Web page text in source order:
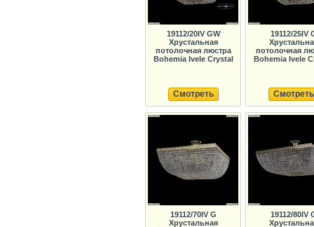
19112/20IV GW
Хрустальная
потолочная люстра
Bohemia Ivele Crystal
Смотреть
19112/25IV
потолочная
Bohemia Ivele
Смотреть
19112/70IV G
Хрустальная
19112/80IV